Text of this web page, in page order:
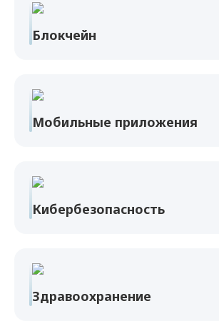
Блокчейн
Мобильные приложения
Кибербезопасность
Здравоохранение